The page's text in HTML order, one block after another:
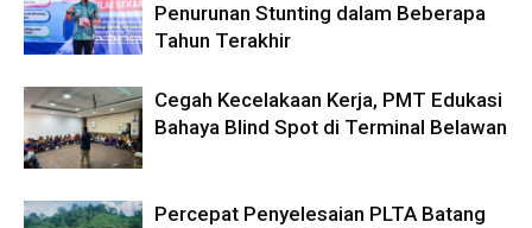
Penurunan Stunting dalam Beberapa
Tahun Terakhir
Cegah Kecelakaan Kerja, PMT Edukasi
Bahaya Blind Spot di Terminal Belawan
Percepat Penyelesaian PLTA Batang